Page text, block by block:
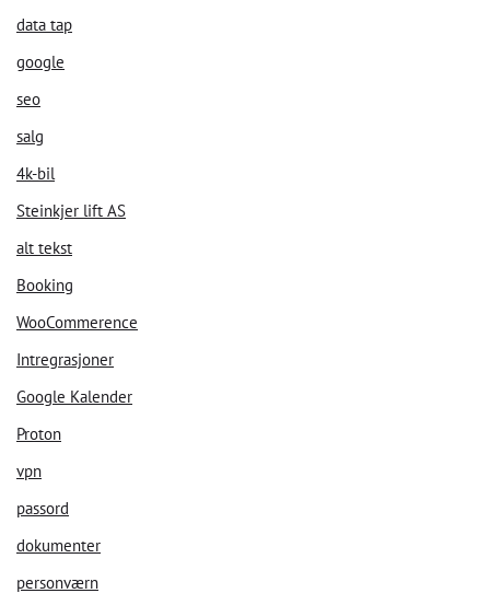
data tap
google
seo
salg
4k-bil
Steinkjer lift AS
alt tekst
Booking
WooCommerence
Intregrasjoner
Google Kalender
Proton
vpn
passord
dokumenter
personværn